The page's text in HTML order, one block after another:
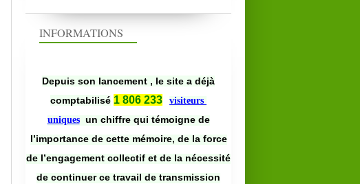
INFORMATIONS
Depuis son lancement , le site a déjà
comptabilisé 1 806 233
visiteurs
uniques un chiffre qui témoigne de
l’importance de cette mémoire, de la force
de l’engagement collectif et de la nécessité
de continuer ce travail de transmission